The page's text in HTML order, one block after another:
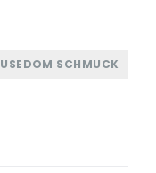
USEDOM SCHMUCK